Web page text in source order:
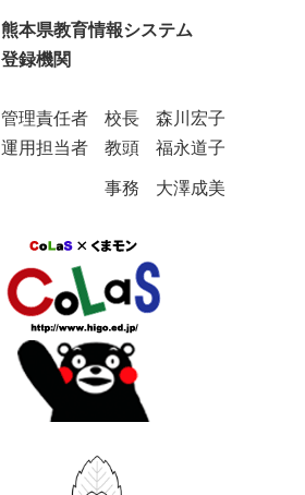
熊本県教育情報システム
登録機関
管理責任者 校長 森川宏子
運用担当者 教頭 福永道子
事務 大澤成美